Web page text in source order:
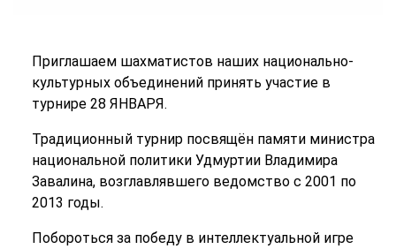
Приглашаем шахматистов наших национально-
культурных объединений принять участие в
турнире 28 ЯНВАРЯ.
Традиционный турнир посвящён памяти министра
национальной политики Удмуртии Владимира
Завалина, возглавлявшего ведомство с 2001 по
2013 годы.
Побороться за победу в интеллектуальной игре